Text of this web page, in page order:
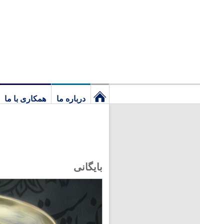
درباره ما همکاری با ما
بایگانی